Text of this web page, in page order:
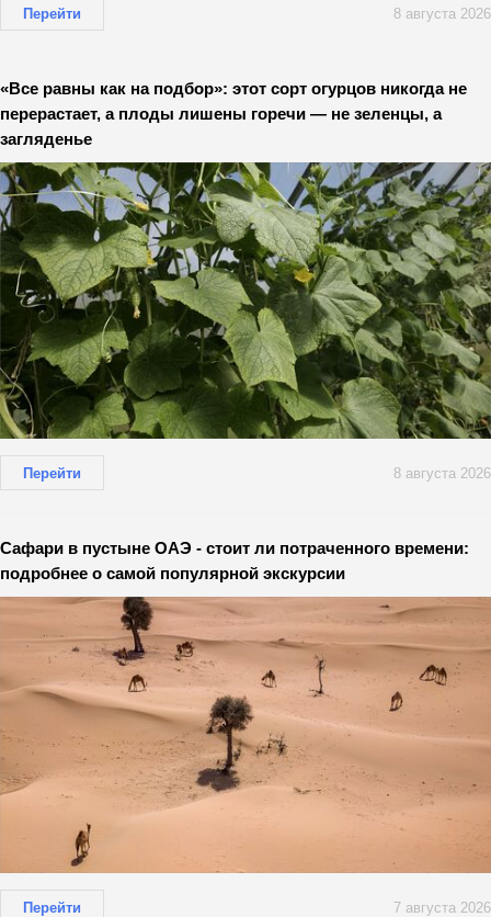
Перейти 8 августа 2026
«Все равны как на подбор»: этот сорт огурцов никогда не
перерастает, а плоды лишены горечи — не зеленцы, а
загляденье
Перейти 8 августа 2026
Сафари в пустыне ОАЭ - стоит ли потраченного времени:
подробнее о самой популярной экскурсии
Перейти 7 августа 2026